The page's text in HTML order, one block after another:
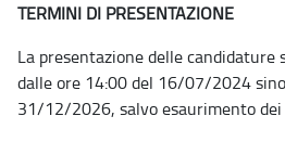
TERMINI DI PRESENTAZIONE
La presentazione delle candidature
dalle ore 14:00 del 16/07/2024
31/12/2026, salvo esaurimento dei